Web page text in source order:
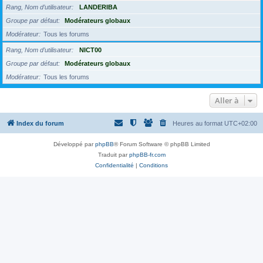
Rang, Nom d’utilisateur
LANDERIBA
Groupe par défaut
Modérateurs globaux
Modérateur
Tous les forums
Rang, Nom d’utilisateur
NICT00
Groupe par défaut
Modérateurs globaux
Modérateur
Tous les forums
Aller à
Index du forum Heures au format UTC+02:00
Développé parphpBB® Forum Software © phpBB Limited
Traduit parphpBB-fr.com
Confidentialité | Conditions